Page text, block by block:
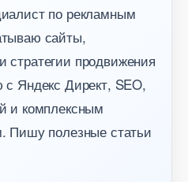
по рекламным
сайты,
стратегии продвижения
Яндекс Директ, SEO,
и комплексным
Пишу полезные статьи